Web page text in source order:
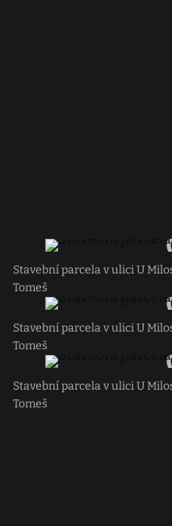
Stavební parcela v ulici U
Tomeš
Stavební parcela v ulici U
Tomeš
Stavební parcela v ulici U
Tomeš